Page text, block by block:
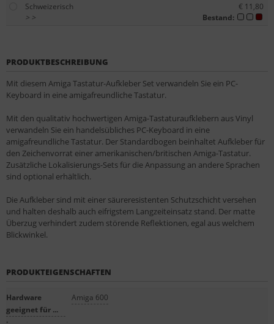
Schweizerisch
€ 11,80
>
Bestand:
>
PRODUKTBESCHREIBUNG
Mit diesem Amiga Tastatur-Aufkleber Set verwandeln Sie ein PC-
Keyboard in eine amigafreundliche Tastatur.
Mit den qualitativ hochwertigen Amiga-Tastaturaufklebern aus Vinyl
verwandeln Sie ein handelsübliches PC-Keyboard in eine
amigafreundliche Tastatur. Der Standardbogen beinhaltet Aufkleber für
den Zeichenvorrat einer amerikanischen/britischen Amiga-Tastatur.
Zusätzliche Lokalisierungs-Sets für die Anpassung an andere Sprachen
sind optional erhältlich.
Die Aufkleber sind mit einer säureresistenten Schutzschicht versehen
und halten deshalb auch eifrigstem Langzeiteinsatz stand. Der matte
Überzug verhindert zudem störende Reflektionen, egal aus welchem
Blickwinkel.
PRODUKTEIGENSCHAFTEN
Hardware
geeignet für ...
Amiga 600